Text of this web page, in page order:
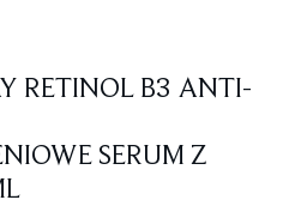
RETINOL B3 ANTI-
SERUM Z